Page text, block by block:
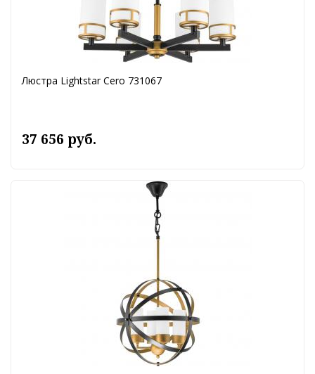
Люстра Lightstar Cero 731067
37 656 руб.